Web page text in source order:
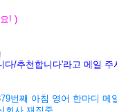
! )
다/추천합니다'라고 메일 주
번째 아침 영어 한마디 메